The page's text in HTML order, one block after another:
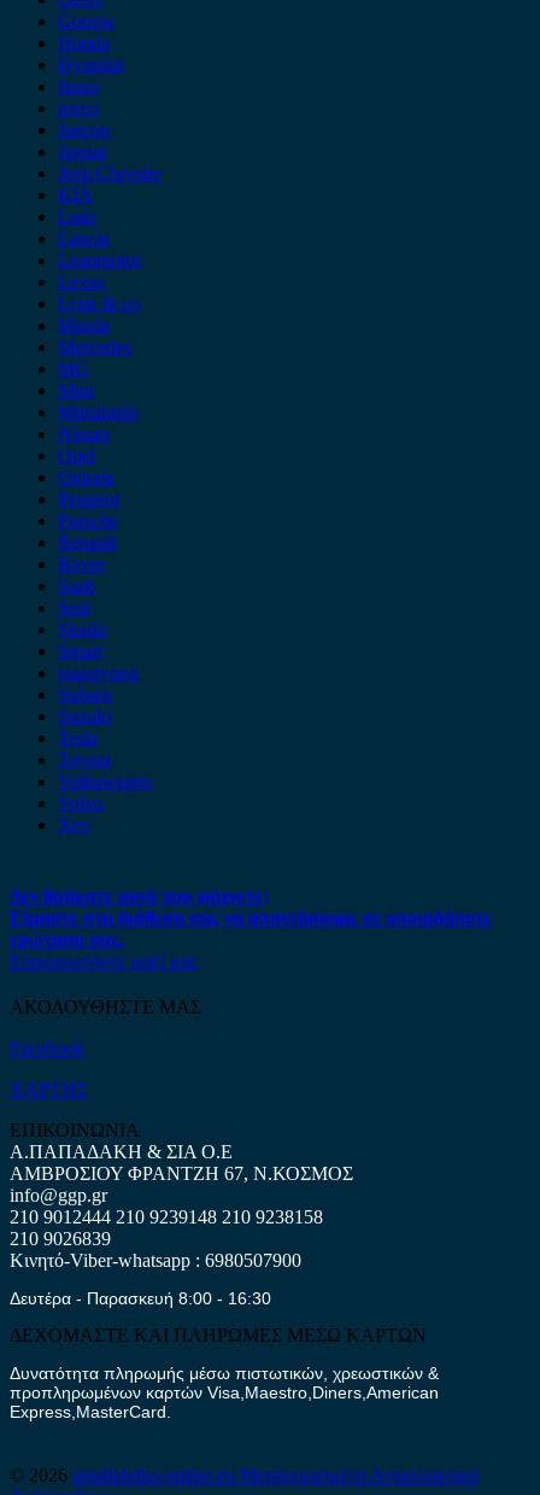
Gonow
Honda
Hyundai
Isuzu
iveco
Jaecoo
Jaguar
Jeep Chrysler
KIA
Lada
Lancia
Leapmotor
Lexus
Lynk & co
Mazda
Mercedes
MG
Mini
Mitsubishi
Nissan
Opel
Omoda
Peugeot
Porsche
Renault
Rover
Saab
Seat
Skoda
Smart
ssangyong
Subaru
Suzuki
Tesla
Toyota
Volkswagen
Volvo
Xev
Δεν βρήκατε αυτό που ψάχνετε;
Είμαστε στη διάθεση σας να απαντήσουμε σε οποιαδήποτε
ερώτηση σας.
Επικοινωνήστε μαζί μας
ΑΚΟΛΟΥΘΗΣΤΕ ΜΑΣ
Facebook
ΧΑΡΤΗΣ
ΕΠΙΚΟΙΝΩΝΙΑ
Α.ΠΑΠΑΔΑΚΗ & ΣΙΑ Ο.Ε
ΑΜΒΡΟΣΙΟΥ ΦΡΑΝΤΖΗ 67, Ν.ΚΟΣΜΟΣ
info@ggp.gr
210 9012444 210 9239148 210 9238158
210 9026839
Κινητό-Viber-whatsapp : 6980507900
Δευτέρα - Παρασκευή 8:00 - 16:30
ΔΕΧΟΜΑΣΤΕ ΚΑΙ ΠΛΗΡΩΜΕΣ ΜΕΣΩ ΚΑΡΤΩΝ
Δυνατότητα πληρωμής μέσω πιστωτικών, χρεωστικών &
προπληρωμένων καρτών Visa,Maestro,Diners,American
Express,MasterCard.
© 2026 antallaktika-online.eu Μεταχειρισμένα Ανταλλακτικά